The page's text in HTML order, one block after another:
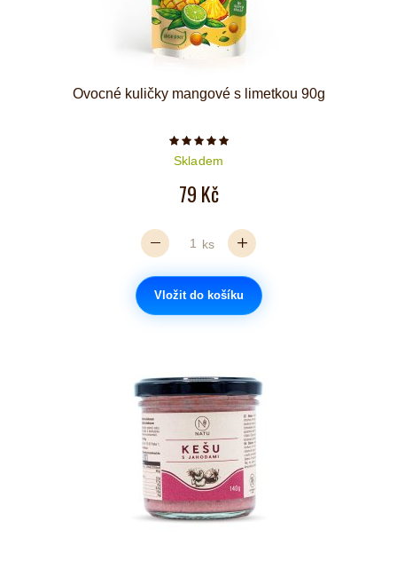
Ovocné kuličky mangové s limetkou 90g
Počet hvězdiček je 5 z 5
Skladem
79 Kč
ks
Vložit do košíku